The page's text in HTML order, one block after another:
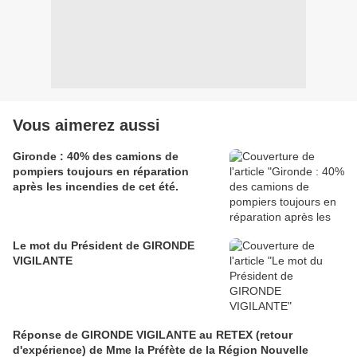
Vous aimerez aussi
Gironde : 40% des camions de
pompiers toujours en réparation
après les incendies de cet été.
Le mot du Président de GIRONDE
VIGILANTE
Réponse de GIRONDE VIGILANTE au RETEX (retour
d'expérience) de Mme la Préfète de la Région Nouvelle